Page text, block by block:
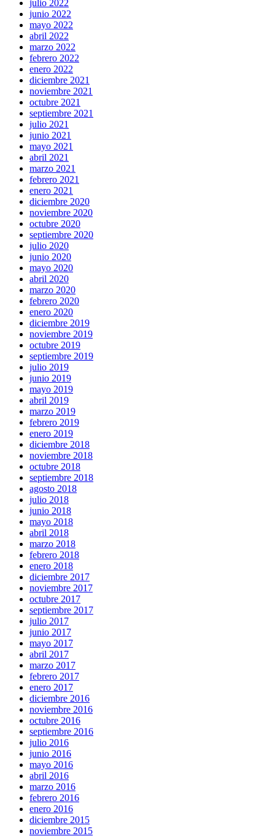
julio 2022
junio 2022
mayo 2022
abril 2022
marzo 2022
febrero 2022
enero 2022
diciembre 2021
noviembre 2021
octubre 2021
septiembre 2021
julio 2021
junio 2021
mayo 2021
abril 2021
marzo 2021
febrero 2021
enero 2021
diciembre 2020
noviembre 2020
octubre 2020
septiembre 2020
julio 2020
junio 2020
mayo 2020
abril 2020
marzo 2020
febrero 2020
enero 2020
diciembre 2019
noviembre 2019
octubre 2019
septiembre 2019
julio 2019
junio 2019
mayo 2019
abril 2019
marzo 2019
febrero 2019
enero 2019
diciembre 2018
noviembre 2018
octubre 2018
septiembre 2018
agosto 2018
julio 2018
junio 2018
mayo 2018
abril 2018
marzo 2018
febrero 2018
enero 2018
diciembre 2017
noviembre 2017
octubre 2017
septiembre 2017
julio 2017
junio 2017
mayo 2017
abril 2017
marzo 2017
febrero 2017
enero 2017
diciembre 2016
noviembre 2016
octubre 2016
septiembre 2016
julio 2016
junio 2016
mayo 2016
abril 2016
marzo 2016
febrero 2016
enero 2016
diciembre 2015
noviembre 2015